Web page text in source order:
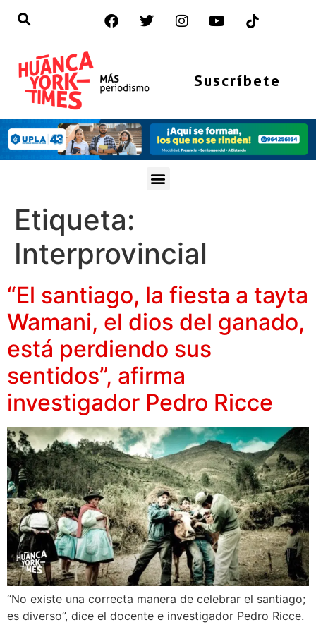
Suscríbete
Etiqueta:
Interprovincial
“El santiago, la fiesta a tayta
Wamani, el dios del ganado,
está perdiendo sus
sentidos”, afirma
investigador Pedro Ricce
“No existe una correcta manera de celebrar el santiago;
es diverso”, dice el docente e investigador Pedro Ricce.